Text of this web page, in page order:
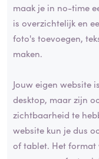
maak je in no-time
is overzichtelijk en
foto's toevoegen,
maken.
Jouw eigen website
desktop, maar zijn
zichtbaarheid te
website kun je dus
of tablet. Het